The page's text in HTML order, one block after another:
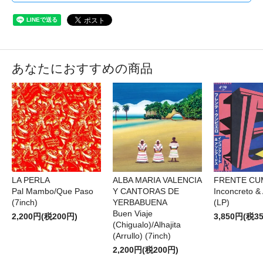
あなたにおすすめの商品
LA PERLA
Pal Mambo/Que Paso
(7inch)
2,200円(税200円)
ALBA MARIA VALENCIA
Y CANTORAS DE
YERBABUENA
Buen Viaje
(Chigualo)/Alhajita
(Arrullo) (7inch)
2,200円(税200円)
FRENTE
Inconcreto
(LP)
3,850円(税